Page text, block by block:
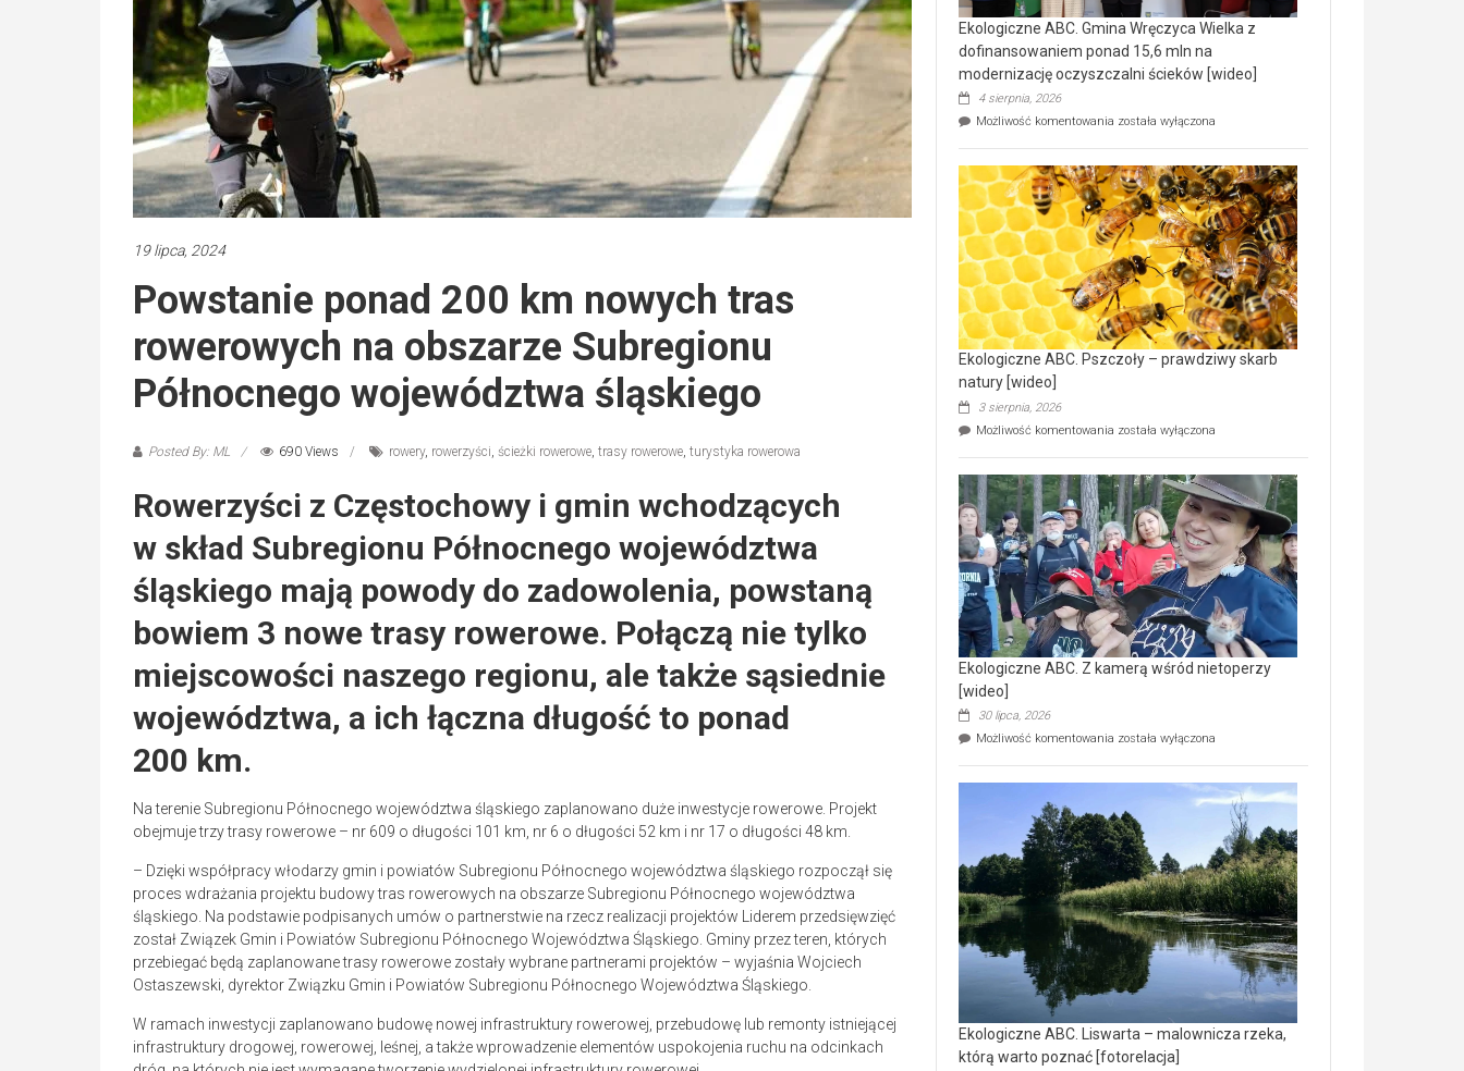
19 lipca, 2024
Powstanie ponad 200 km nowych tras
rowerowych na obszarze Subregionu
Północnego województwa śląskiego
Posted By: ML 690 Views rowery, rowerzyści, ścieżki rowerowe, trasy rowerowe, turystyka rowerowa
Rowerzyści z Częstochowy i gmin wchodzących
w skład Subregionu Północnego województwa
śląskiego mają powody do zadowolenia, powstaną
bowiem 3 nowe trasy rowerowe. Połączą nie tylko
miejscowości naszego regionu, ale także sąsiednie
województwa, a ich łączna długość to ponad
200 km.
Na terenie Subregionu Północnego województwa śląskiego zaplanowano duże inwestycje rowerowe. Projekt
obejmuje trzy trasy rowerowe – nr 609 o długości 101 km, nr 6 o długości 52 km i nr 17 o długości 48 km.
– Dzięki współpracy włodarzy gmin i powiatów Subregionu Północnego województwa śląskiego rozpoczął się
proces wdrażania projektu budowy tras rowerowych na obszarze Subregionu Północnego województwa
śląskiego. Na podstawie podpisanych umów o partnerstwie na rzecz realizacji projektów Liderem przedsięwzięć
został Związek Gmin i Powiatów Subregionu Północnego Województwa Śląskiego. Gminy przez teren, których
przebiegać będą zaplanowane trasy rowerowe zostały wybrane partnerami projektów – wyjaśnia Wojciech
Ostaszewski, dyrektor Związku Gmin i Powiatów Subregionu Północnego Województwa Śląskiego.
W ramach inwestycji zaplanowano budowę nowej infrastruktury rowerowej, przebudowę lub remonty istniejącej
infrastruktury drogowej, rowerowej, leśnej, a także wprowadzenie elementów uspokojenia ruchu na odcinkach
Ekologiczne ABC. Gmina Wręczyca Wielka z
dofinansowaniem ponad 15,6 mln na
modernizację oczyszczalni ścieków [wideo]
4 sierpnia, 2026
Możliwość komentowania Ekologiczne
Wręczyca
Wielka
z
dofinansowaniem
ponad
15,6
mln
na
modernizację
oczyszczalni
ścieków
[wideo]
została wyłączona
Ekologiczne ABC. Pszczoły – prawdziwy skarb
natury [wideo]
3 sierpnia, 2026
Możliwość komentowania Ekologiczne
–
prawdziwy
skarb
natury
[wideo]
została wyłączona
Ekologiczne ABC. Z kamerą wśród nietoperzy
[wideo]
30 lipca, 2026
Możliwość komentowania Ekologiczne
wśród
nietoperzy
[wideo]
została wyłączona
Ekologiczne ABC. Liswarta – malownicza rzeka,
którą warto poznać [fotorelacja]